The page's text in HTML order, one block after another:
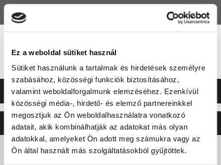
Ez a weboldal sütiket használ
Sütiket használunk a tartalmak és hirdetések személyre
szabásához, közösségi funkciók biztosításához,
valamint weboldalforgalmunk elemzéséhez. Ezenkívül
közösségi média-, hirdető- és elemző partnereinkkel
megosztjuk az Ön weboldalhasználatra vonatkozó
adatait, akik kombinálhatják az adatokat más olyan
adatokkal, amelyeket Ön adott meg számukra vagy az
Ön által használt más szolgáltatásokból gyűjtöttek.
©2026 ERSTE LIGA